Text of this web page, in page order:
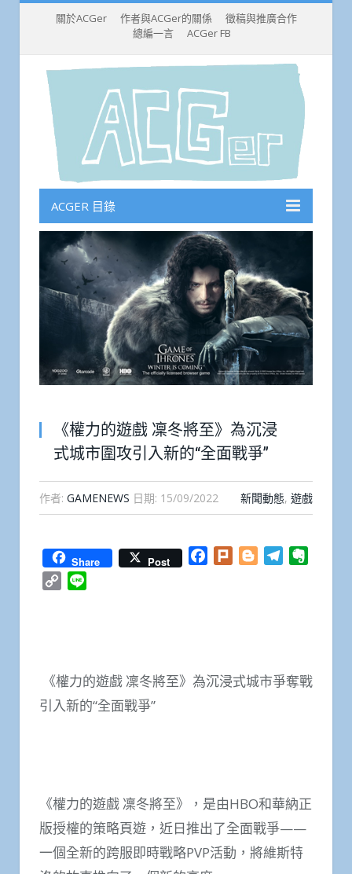
關於ACGer 作者與ACGer的關係
徵稿與推廣合作
總編一言
ACGer FB
ACGER 目錄
《權力的遊戲 凜冬將至》為沉浸
式城市圍攻引入新的“全面戰爭”
作者: GAMENEWS 日期: 15/09/2022 新聞動態, 遊戲
Share Post Facebook
Plurk BloggerTelegram
Copy
《權力的遊戲 凜冬將至》為沉浸式城市爭奪戰
引入新的“全面戰爭”
《權力的遊戲 凜冬將至》，是由HBO和華納正
版授權的策略頁遊，近日推出了全面戰爭——
一個全新的跨服即時戰略PVP活動，將維斯特